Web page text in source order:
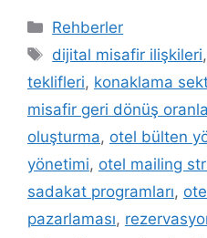
Kategoriler
Rehberler
Etiketler
dijital misafir ilişkileri,
teklifleri, konaklama
misafir geri dönüş
oluşturma, otel bülten
yönetimi, otel mailing
sadakat programları,
pazarlaması,